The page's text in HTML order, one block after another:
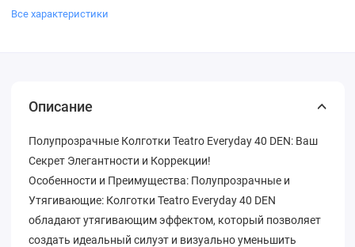
Все характеристики
Описание
Полупрозрачные Колготки Teatro Everyday 40 DEN: Ваш
Секрет Элегантности и Коррекции!
Особенности и Преимущества: Полупрозрачные и
Утягивающие: Колготки Teatro Everyday 40 DEN
обладают утягивающим эффектом, который позволяет
создать идеальный силуэт и визуально уменьшить